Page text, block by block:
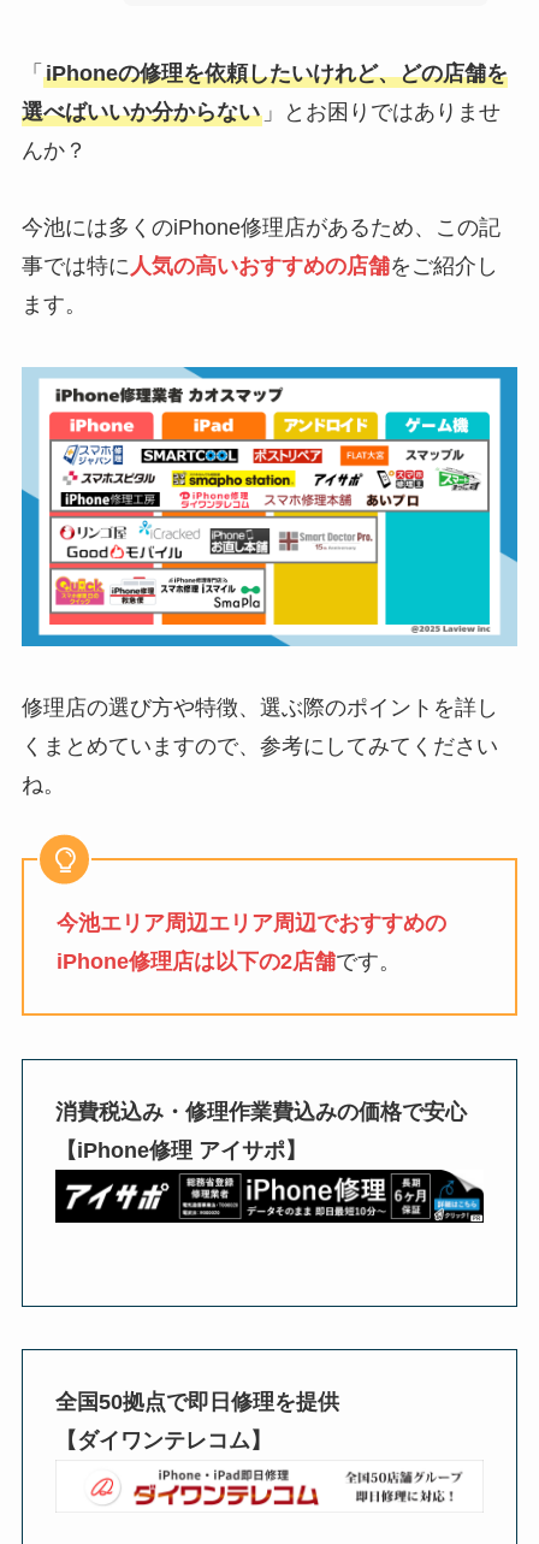
「 iPhoneの修理を依頼したいけれど、どの店舗を
選べばいいか分からない」とお困りではありませ
んか？
今池には多くのiPhone修理店があるため、この記
事では特に 人気の高いおすすめの店舗をご紹介し
ます。
修理店の選び方や特徴、選ぶ際のポイントを詳し
くまとめていますので、参考にしてみてください
ね。
今池エリア周辺エリア周辺でおすすめの
iPhone修理店は以下の2店舗です。
消費税込み・修理作業費込みの価格で安心
【iPhone修理 アイサポ】
全国50拠点で即日修理を提供
【ダイワンテレコム】